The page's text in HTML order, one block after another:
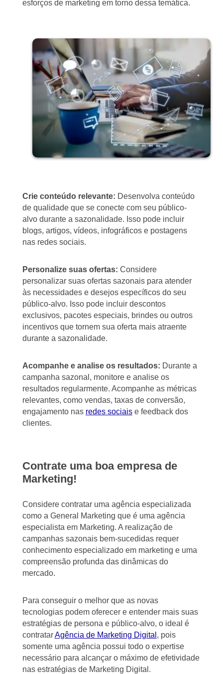
esforços de marketing em torno dessa temática.
Crie conteúdo relevante: Desenvolva conteúdo
de qualidade que se conecte com seu público-
alvo durante a sazonalidade. Isso pode incluir
blogs, artigos, vídeos, infográficos e postagens
nas redes sociais.
Personalize suas ofertas: Considere
personalizar suas ofertas sazonais para atender
às necessidades e desejos específicos do seu
público-alvo. Isso pode incluir descontos
exclusivos, pacotes especiais, brindes ou outros
incentivos que tornem sua oferta mais atraente
durante a sazonalidade.
Acompanhe e analise os resultados: Durante a
campanha sazonal, monitore e analise os
resultados regularmente. Acompanhe as métricas
relevantes, como vendas, taxas de conversão,
engajamento nas redes sociaise feedback dos
clientes.
Contrate uma boa empresa de
Marketing!
Considere contratar uma agência especializada
como a General Marketing que é uma agência
especialista em Marketing. A realização de
campanhas sazonais bem-sucedidas requer
conhecimento especializado em marketing e uma
compreensão profunda das dinâmicas do
mercado.
Para conseguir o melhor que as novas
tecnologias podem oferecer e entender mais suas
estratégias de persona e público-alvo, o ideal é
contratarAgência de Marketing Digital , pois
somente uma agência possui todo o expertise
necessário para alcançar o máximo de efetividade
nas estratégias de Marketing Digital.